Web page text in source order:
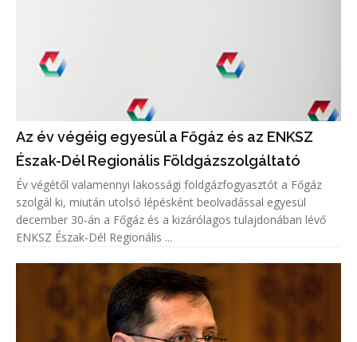
Az év végéig egyesül a Főgáz és az ENKSZ
Észak-Dél Regionális Földgázszolgáltató
Év végétől valamennyi lakossági földgázfogyasztót a Főgáz
szolgál ki, miután utolsó lépésként beolvadással egyesül
december 30-án a Főgáz és a kizárólagos tulajdonában lévő
ENKSZ Észak-Dél Regionális ...